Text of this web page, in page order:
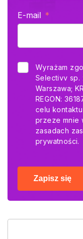
E-mail
Wyrażam
Selectivv sp.
Warszawa;
REGON:
celu
przeze mnie
zasadach
prywatności.
Zapisz się